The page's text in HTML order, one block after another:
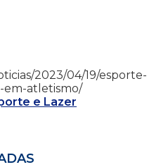
2023/04/19/esporte-
em-atletismo/
e Lazer